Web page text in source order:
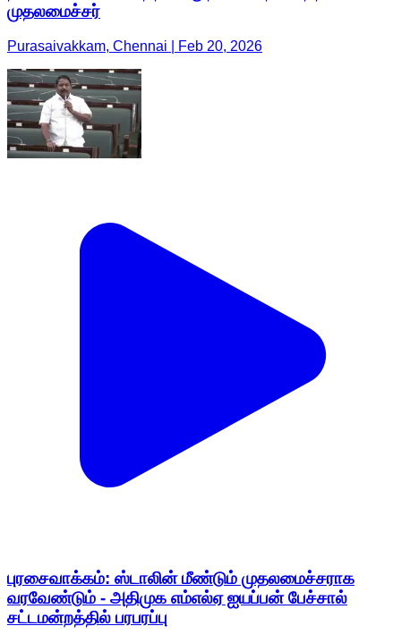
முதலமைச்சர்
Purasaivakkam, Chennai | Feb 20, 2026
புரசைவாக்கம்: ஸ்டாலின் மீண்டும் முதலமைச்சராக
வரவேண்டும் - அதிமுக எம்எல்ஏ ஐயப்பன் பேச்சால்
சட்டமன்றத்தில் பரபரப்பு